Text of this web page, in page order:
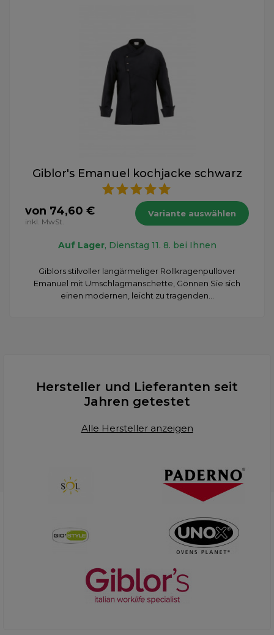
Giblor's Emanuel kochjacke schwarz
von 74,60 €
inkl. MwSt.
Variante auswählen
Auf Lager, Dienstag 11. 8. bei Ihnen
Giblors stilvoller langärmeliger Rollkragenpullover
Emanuel mit Umschlagmanschette, Gönnen Sie sich
einen modernen, leicht zu tragenden...
Hersteller und Lieferanten seit
Jahren getestet
Alle Hersteller anzeigen